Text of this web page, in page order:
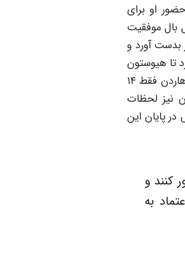
او برای
بال موفقیت
مقابل این حریف کم آورد. راسل وستبروک ۴۱ امتیاز بدست آورد و
و ۱۴ امتیاز و ۸ ریباند کسب کرد تا هیوستون
راکتس پنجشنبه شب با نتیجه ۱۲۱ بر ۱۱۱ بر حریف خود لس آنجلس لیکرز غلبه کند. جیمز هاردن فقط ۱۴
نیز لحظات
پایان این
کنند و
به